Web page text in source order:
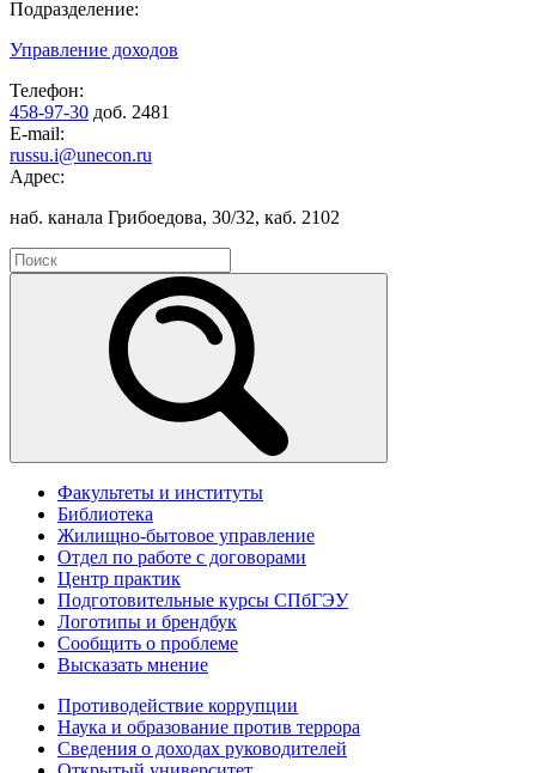
Подразделение:
Управление доходов
Телефон:
458-97-30 доб. 2481
E-mail:
russu.i@unecon.ru
Адрес:
наб. канала Грибоедова, 30/32, каб. 2102
Факультеты и институты
Библиотека
Жилищно-бытовое управление
Отдел по работе с договорами
Центр практик
Подготовительные курсы СПбГЭУ
Логотипы и брендбук
Сообщить о проблеме
Высказать мнение
Противодействие коррупции
Наука и образование против террора
Сведения о доходах руководителей